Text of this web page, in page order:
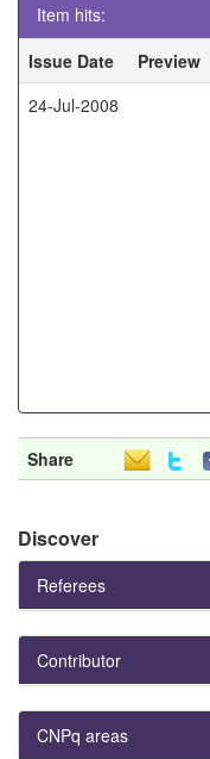
Item hits:
Issue Date
Preview
24-Jul-2008
Share
Discover
Referees
Contributor
CNPq areas